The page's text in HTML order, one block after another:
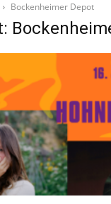
Bockenheimer Depot